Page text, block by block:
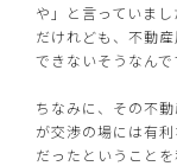
や」と言っていま
だけれども、不動
できないそうなんで
ちなみに、その不
が交渉の場には有
だったということ